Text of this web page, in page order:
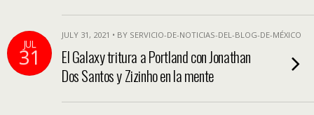
JUL
31
JULY 31, 2021 • BY SERVICIO-DE-NOTICIAS-DEL-BLOG-DE-MÉXICO
El Galaxy tritura a Portland con Jonathan
Dos Santos y Zizinho en la mente